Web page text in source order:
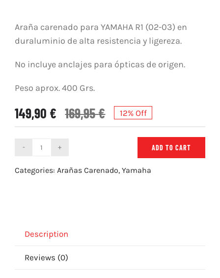
Araña carenado para YAMAHA R1 (02-03) en
duraluminio de alta resistencia y ligereza.
No incluye anclajes para ópticas de origen.
Peso aprox. 400 Grs.
169,95€
149,90 € 12% Off
Araña
Carenado
quantity
ADD TO CART
Categories: Arañas Carenado, Yamaha
Description
Reviews (0)